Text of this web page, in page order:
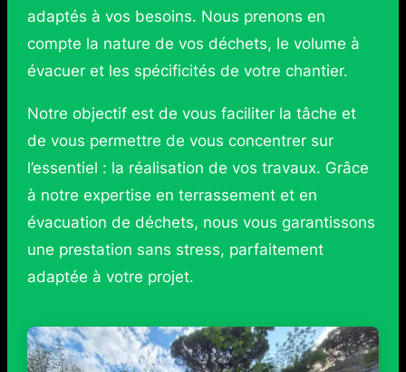
adaptés à vos besoins. Nous prenons en
compte la nature de vos déchets, le volume à
évacuer et les spécificités de votre chantier.
Notre objectif est de vous faciliter la tâche et
de vous permettre de vous concentrer sur
l’essentiel : la réalisation de vos travaux. Grâce
à notre expertise en terrassement et en
évacuation de déchets, nous vous garantissons
une prestation sans stress, parfaitement
adaptée à votre projet.